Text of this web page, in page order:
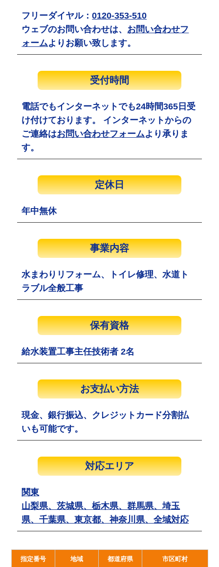
フリーダイヤル：0120-353-510
ウェブのお問い合わせは、 お問い合わせフ
ォームよりお願い致します。
受付時間
電話でもインターネットでも24時間365日受
け付けております。 インターネットからの
ご連絡はお問い合わせフォームより承りま
す。
定休日
年中無休
事業内容
水まわりリフォーム、トイレ修理、水道ト
ラブル全般工事
保有資格
給水装置工事主任技術者 2名
お支払い方法
現金、銀行振込、クレジットカード分割払
いも可能です。
対応エリア
関東
山梨県、茨城県、栃木県、群馬県、埼玉
県、千葉県、東京都、神奈川県、全域対応
指定番号 地域 都道府県 市区町村